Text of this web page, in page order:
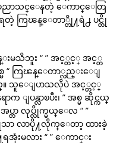
ညာသင္ေနတဲ့ ေကာင္ေတြ
တဲ့ ကြၽန္ေတာ္တို႔ရဲ႕ ပင္တို
န္းမသိဘူး “ ” အင့္တင့္ အင့္တ
မ “ ကြၽန္ေတာ္လည္းေျ
ယ္။ သူေျပာသလိုပဲ အင့္တင့္
ျပန္လာၿပီး၊ ” အစ္မ ဆိုင္ကယ္
တာ လုပ္လိုက္မယ္ေလ “ ”
ာ လာပို႔လိုက္ေတာ့ ထားခဲ့
းမလား “ ” ေကာင္း